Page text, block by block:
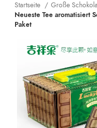
Startseite
Große
Neueste Tee aromatisiert
Paket